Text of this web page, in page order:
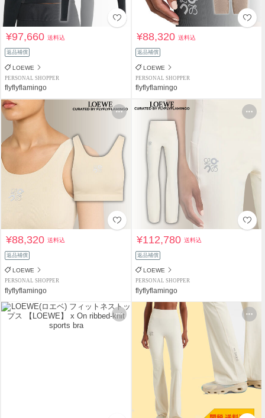
¥97,660送料込
返品補償
LOEWE
PERSONAL SHOPPER
flyflyflamingo
¥88,320送料込
返品補償
LOEWE
PERSONAL SHOPPER
flyflyflamingo
¥88,320送料込
返品補償
LOEWE
PERSONAL SHOPPER
flyflyflamingo
¥112,780送料込
返品補償
LOEWE
PERSONAL SHOPPER
flyflyflamingo